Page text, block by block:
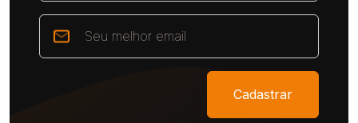
Cadastrar